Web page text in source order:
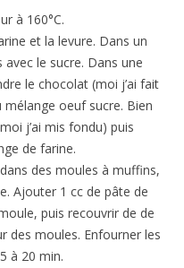
à 160°C.
et la levure. Dans un
le sucre. Dans une
le chocolat (moi j’ai fait
oeuf sucre. Bien
j’ai mis fondu) puis
de farine.
des moules à muffins,
Ajouter 1 cc de pâte de
puis recouvrir de de
des moules. Enfourner les
à 20 min.